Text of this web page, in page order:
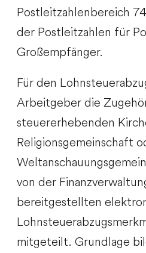
Postleitzahlenbereich
der Postleitzahlen für
Großempfänger.
Für den
Arbeitgeber die
steuererhebenden
Religionsgemeinschaft
von der
bereitgestellten
mitgeteilt. Grundlage